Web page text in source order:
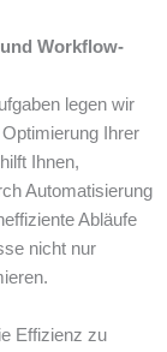
Workflow-
legen wir
Ihrer
hilft Ihnen,
Automatisierung
Abläufe
nicht nur
Effizienz zu